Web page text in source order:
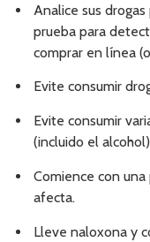
Analice sus
prueba para
comprar en línea
Evite consumir
Evite consumir
(incluido el
Comience con
afecta.
Lleve naloxona y